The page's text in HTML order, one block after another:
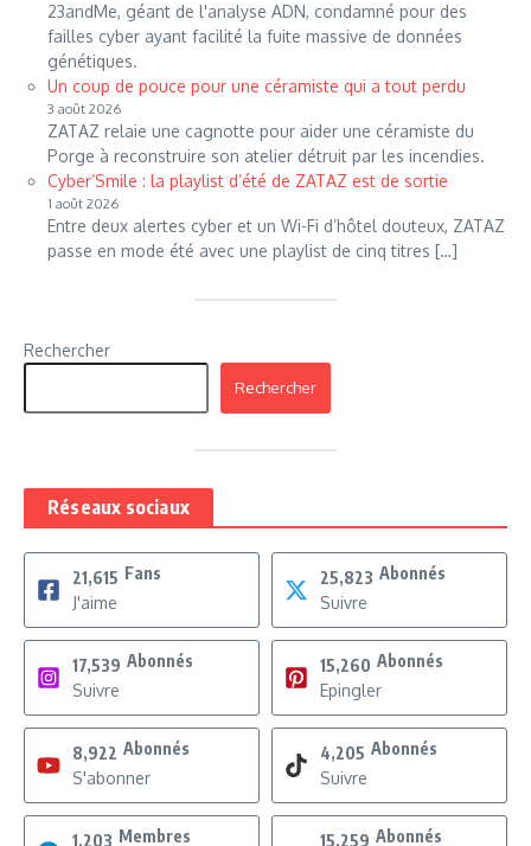
23andMe, géant de l'analyse ADN, condamné pour des
failles cyber ayant facilité la fuite massive de données
génétiques.
Un coup de pouce pour une céramiste qui a tout perdu
3 août 2026
ZATAZ relaie une cagnotte pour aider une céramiste du
Porge à reconstruire son atelier détruit par les incendies.
Cyber’Smile : la playlist d’été de ZATAZ est de sortie
1 août 2026
Entre deux alertes cyber et un Wi-Fi d’hôtel douteux, ZATAZ
passe en mode été avec une playlist de cinq titres […]
Rechercher
Rechercher
Réseaux sociaux
21,615 Fans
J'aime
25,823 Abonnés
Suivre
17,539 Abonnés
Suivre
15,260 Abonnés
Epingler
8,922 Abonnés
S'abonner
4,205 Abonnés
Suivre
1,203 Membres 15,259 Abonnés